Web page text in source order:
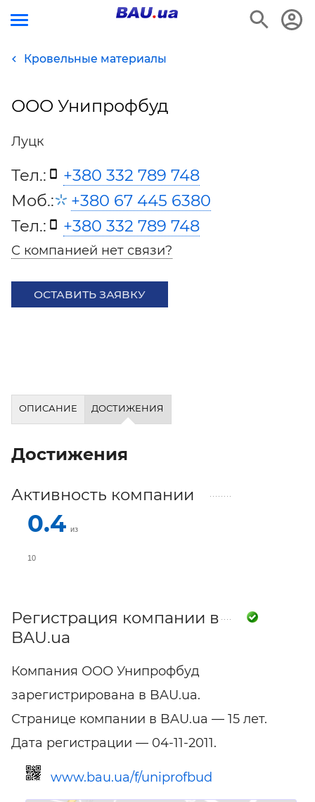
Кровельные материалы
ООО Унипрофбуд
Луцк
Тел.:
+380 332 789 748
Моб.:
+380 67 445 6380
Тел.:
+380 332 789 748
С компанией нет связи?
ОСТАВИТЬ ЗАЯВКУ
ОПИСАНИЕ ДОСТИЖЕНИЯ
Достижения
Активность компании
0.4 из
10
Регистрация компании в
BAU.ua
Компания ООО Унипрофбуд
зарегистрирована в BAU.ua.
Странице компании в BAU.ua — 15 лет.
Дата регистрации — 04-11-2011.
www.bau.ua/f/uniprofbud